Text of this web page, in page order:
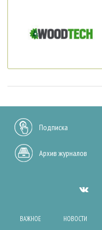
Подписка
Архив журналов
ВАЖНОЕ НОВОСТИ